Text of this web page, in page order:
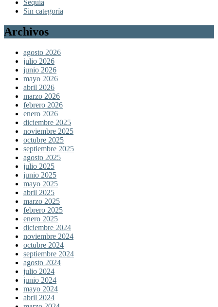
Sequía
Sin categoría
Archivos
agosto 2026
julio 2026
junio 2026
mayo 2026
abril 2026
marzo 2026
febrero 2026
enero 2026
diciembre 2025
noviembre 2025
octubre 2025
septiembre 2025
agosto 2025
julio 2025
junio 2025
mayo 2025
abril 2025
marzo 2025
febrero 2025
enero 2025
diciembre 2024
noviembre 2024
octubre 2024
septiembre 2024
agosto 2024
julio 2024
junio 2024
mayo 2024
abril 2024